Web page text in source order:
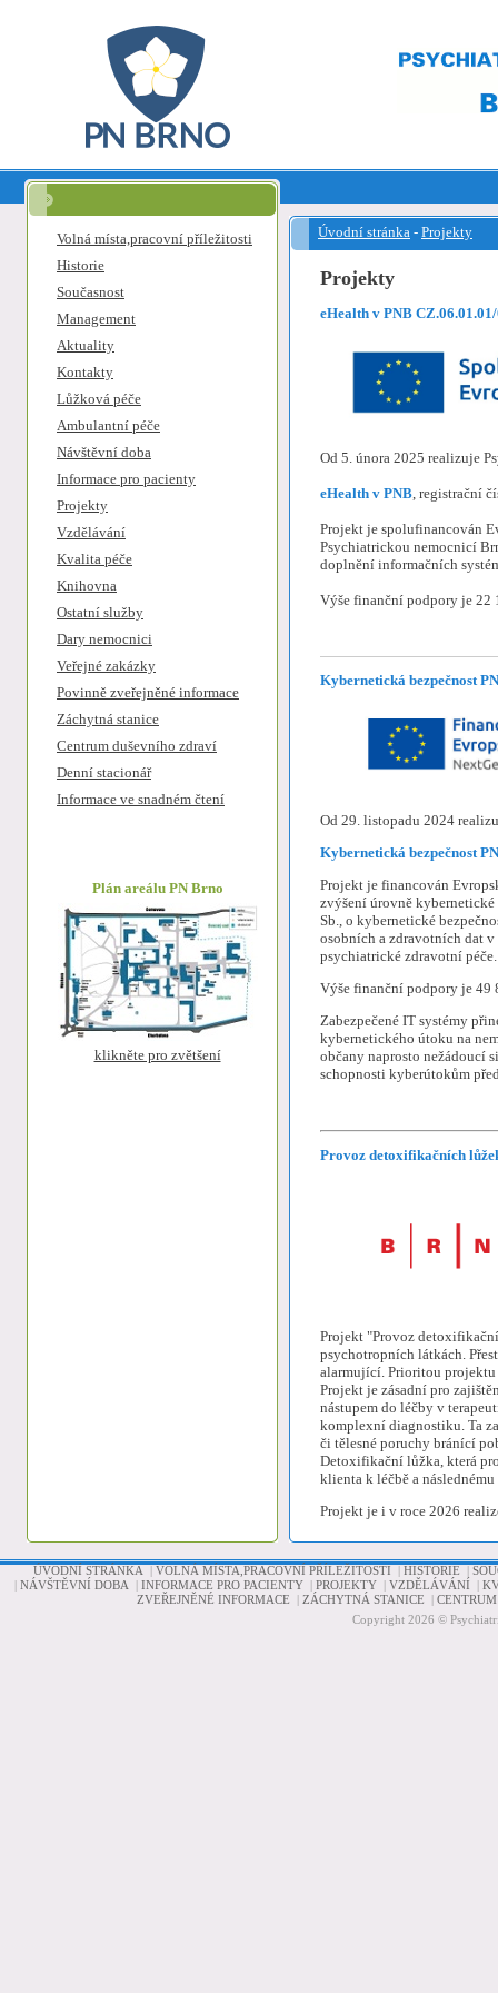
Volná místa,pracovní příležitosti
Historie
Současnost
Management
Aktuality
Kontakty
Lůžková péče
Ambulantní péče
Návštěvní doba
Informace pro pacienty
Projekty
Vzdělávání
Kvalita péče
Knihovna
Ostatní služby
Dary nemocnici
Veřejné zakázky
Povinně zveřejněné informace
Záchytná stanice
Centrum duševního zdraví
Denní stacionář
Informace ve snadném čtení
Plán areálu PN Brno
klikněte pro zvětšení
Úvodní stránka - Projekty
Projekty
eHealth v PNB
Od 5. února 2025 realizuje
eHealth v PNB, registrační
Projekt je spolufinancován
Psychiatrickou nemocnicí
doplnění informačních
Výše finanční podpory je 22
Kybernetická bezpečnost
Od 29. listopadu 2024
Kybernetická bezpečnost
Projekt je financován
zvýšení úrovně kybernetické
Sb., o kybernetické
osobních a zdravotních dat
psychiatrické zdravotní péče.
Výše finanční podpory je 49
Zabezpečené IT systémy
kybernetického útoku na
občany naprosto nežádoucí
schopnosti kyberútokům
Provoz detoxifikačních
Projekt "Provoz
psychotropních látkách.
alarmující. Prioritou projektu
Projekt je zásadní pro
nástupem do léčby v
komplexní diagnostiku. Ta
či tělesné poruchy bránící
Detoxifikační lůžka, která
klienta k léčbě a
Projekt je i v roce 2026
ÚVODNÍ STRÁNKA | VOLNÁ MÍSTA,PRACOVNÍ PŘÍLEŽITOSTI | HISTORIE |
| NÁVŠTĚVNÍ DOBA | INFORMACE PRO PACIENTY| PROJEKTY| VZDĚLÁVÁNÍ |
ZVEŘEJNĚNÉ INFORMACE | ZÁCHYTNÁ STANICE |
Copyright 2026 ©